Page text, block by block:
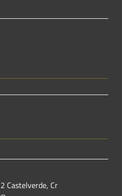
Castelverde, Cr